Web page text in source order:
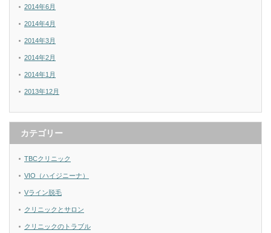
2014年6月
2014年4月
2014年3月
2014年2月
2014年1月
2013年12月
カテゴリー
TBCクリニック
VIO（ハイジニーナ）
Vライン脱毛
クリニックとサロン
クリニックのトラブル